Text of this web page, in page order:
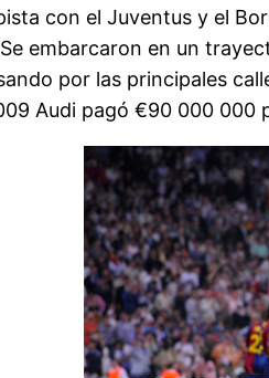
con el Juventus y el
embarcaron en un
por las principales
Audi pagó €90 000